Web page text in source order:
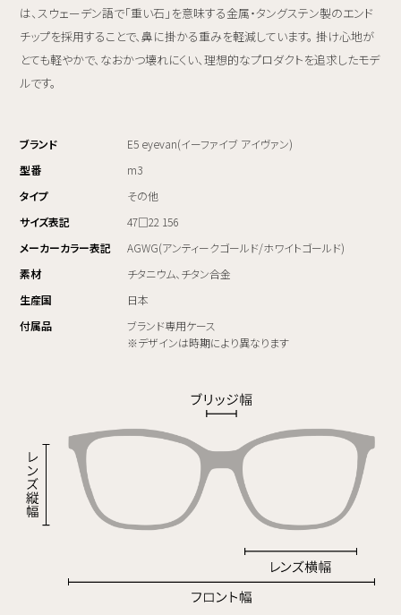
は、スウェーデン語で「重い石」を意味する金属・タングステン製のエンド
チップを採用することで、鼻に掛かる重みを軽減しています。 掛け心地が
とても軽やかで、なおかつ壊れにくい、理想的なプロダクトを追求したモデ
ルです。
ブランド
E5 eyevan(イーファイブ アイヴァン)
型番
m3
タイプ
その他
サイズ表記
47□22 156
メーカーカラー表記
AGWG(アンティークゴールド/ホワイトゴールド)
素材
チタニウム、チタン合金
生産国
日本
付属品
ブランド専用ケース
※デザインは時期により異なります